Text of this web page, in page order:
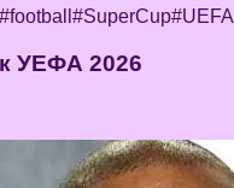
#football #SuperCup#UEFA
УЕФА 2026